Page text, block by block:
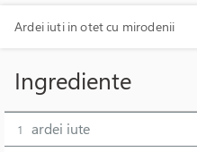
Ardei iuti in otet cu mirodenii
Ingrediente
1 ardei iute